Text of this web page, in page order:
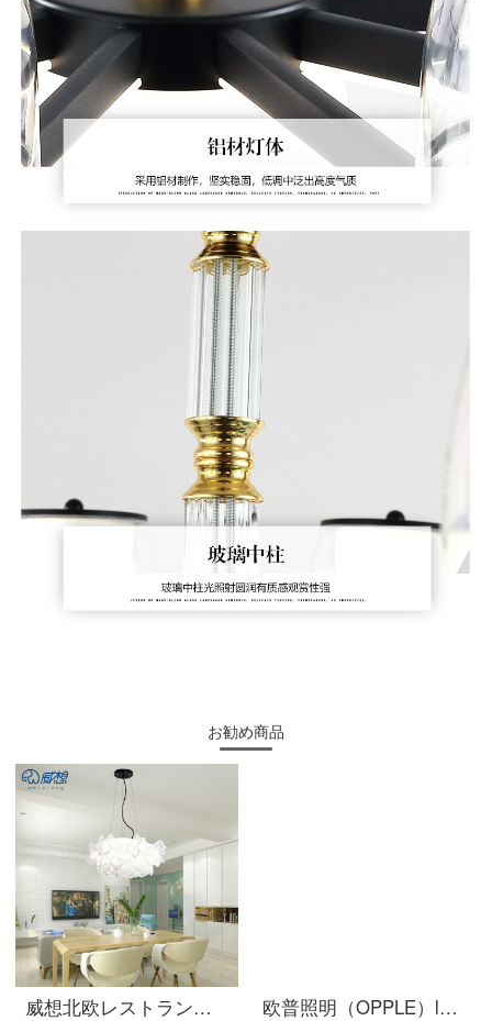
お勧め商品
威想北欧レストランの吊り下げ灯寝室のリビングルームはシンプルで個性的なアイデアがあります。服屋の花弁の照明器具は白色-直径50 cm-24 W-無極調光です。
欧普照明（OPPLE）led双色调光卧室灯シーリングライト新中式客厅灯餐厅灯圆形現代简约超薄ランプ 儿童房灯飾 新铂玉